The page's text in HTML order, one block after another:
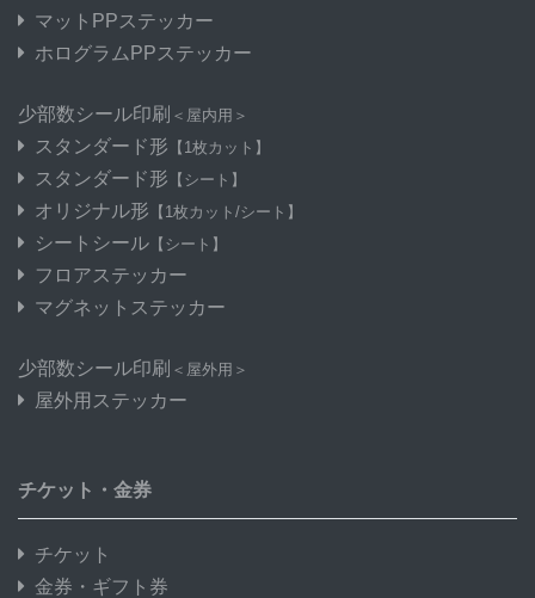
マットPPステッカー
ホログラムPPステッカー
少部数シール印刷 ＜屋内用＞
スタンダード形 【1枚カット】
スタンダード形 【シート】
オリジナル形 【1枚カット/シート】
シートシール 【シート】
フロアステッカー
マグネットステッカー
少部数シール印刷 ＜屋外用＞
屋外用ステッカー
チケット・金券
チケット
金券・ギフト券